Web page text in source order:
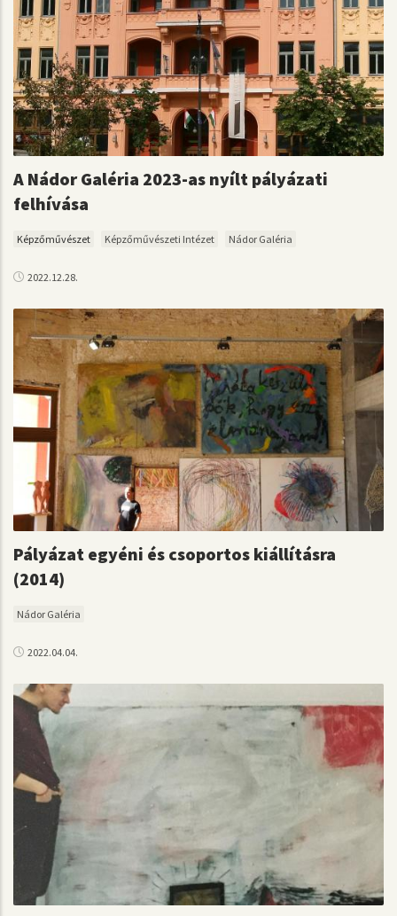
A Nádor Galéria 2023-as nyílt pályázati
felhívása
Képzőművészet Képzőművészeti Intézet Nádor Galéria
2022.12.28.
Pályázat egyéni és csoportos kiállításra
(2014)
Nádor Galéria
2022.04.04.